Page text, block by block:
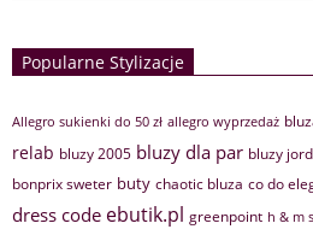
Popularne Stylizacje
Allegro sukienki do 50 zł allegro wyprzedaż
relab bluzy 2005 bluzy dla par bluzy
bonprix sweter buty chaotic bluza co do
dress code ebutik.pl greenpoint h & m